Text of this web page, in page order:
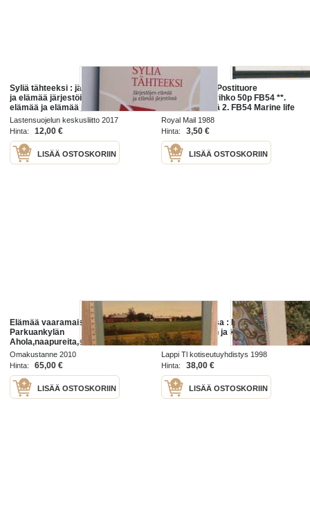
Syliä tähteeksi : järjestöjen elämää
ja elämää järjestöissä - Järjestöjen
elämää ja elämää järjestöissä
Lastensuojelun keskusliitto 2017
Hinta:
12,00 €
LISÄÄ OSTOSKORIIN
Iso-Britannia: Postituore
käyttömerkkivihko 50p FB54 **.
Merten elämää 2. FB54 Marine life
2. The Common Hermit crab,
Bladder wrack, Laver spire shell.
Royal Mail 1988
Hinta:
3,50 €
LISÄÄ OSTOSKORIIN
Elämää vaaramaisemissa -
Parkuankylän
Ahola,naapureita,sukulaisia,kylän
elämää
Omakustanne 2010
Hinta:
65,00 €
LISÄÄ OSTOSKORIIN
Elämää Lapissa : Lappilaisten
elämää sanoin ja kuvin eri
aikakausina
Lappi Tl kotiseutuyhdistys 1998
Hinta:
38,00 €
LISÄÄ OSTOSKORIIN